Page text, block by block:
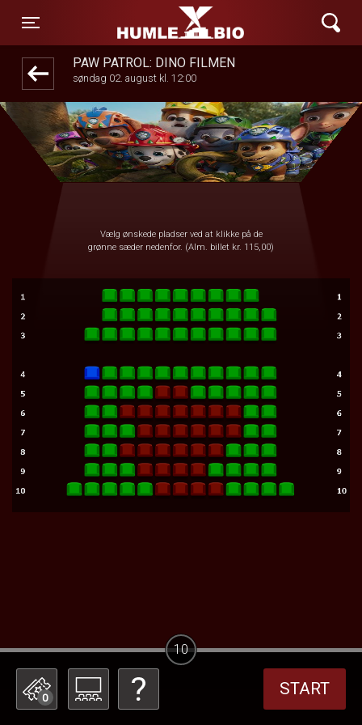
Toggle navigation
Humle Bio
PAW PATROL: DINO FILMEN
søndag 02. august kl. 12:00
Vælg ønskede pladser ved at klikke på de
grønne sæder nedenfor. (Alm. billet kr. 115,00)
0 START
10
1step-front02 050412